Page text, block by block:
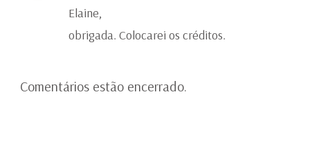
Elaine,
obrigada. Colocarei os créditos.
Comentários estão encerrado.